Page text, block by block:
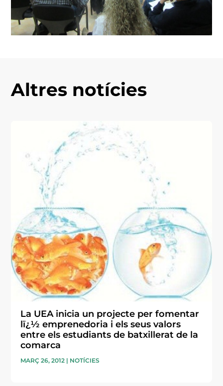
Altres notícies
La UEA inicia un projecte per fomentar
lï¿½ emprenedoria i els seus valors
entre els estudiants de batxillerat de la
comarca
MARÇ 26, 2012 | NOTÍCIES